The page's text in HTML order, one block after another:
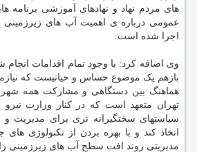
های مردم نهاد و نهادهای آموزشی برنامه
عمومی درباره ی اهمیت آب های
اجرا شده است.
وی اضافه کرد: با وجود تمام اقدامات
بازهم یک موضوع حساس و حیاتیست که
هماهنگ بین دستگاهی و مشارکت همه
تهران متعهد است که در کنار وزارت نیرو
سیاستهای سختگیرانه تری برای مدیریت و
اتخاذ کند و با بهره بردن از تکنولوژی های
مدیریتی روند افت سطح آب های زیرزمینی